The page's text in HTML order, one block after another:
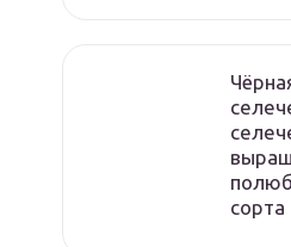
сорта